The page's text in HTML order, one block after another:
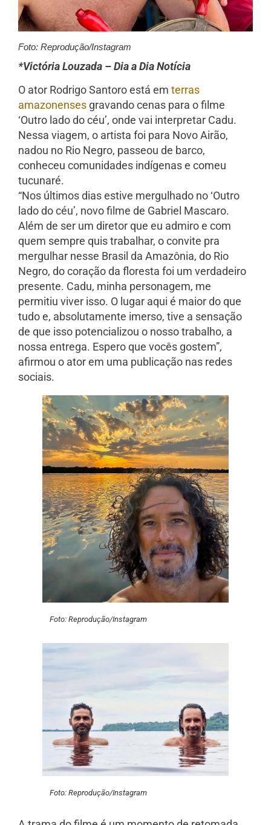
Foto: Reprodução/Instagram
*Victória Louzada – Dia a Dia Notícia
O ator Rodrigo Santoro está em terras
amazonenses gravando cenas para o filme
‘Outro lado do céu’, onde vai interpretar Cadu.
Nessa viagem, o artista foi para Novo Airão,
nadou no Rio Negro, passeou de barco,
conheceu comunidades indígenas e comeu
tucunaré.
“Nos últimos dias estive mergulhado no ‘Outro
lado do céu’, novo filme de Gabriel Mascaro.
Além de ser um diretor que eu admiro e com
quem sempre quis trabalhar, o convite pra
mergulhar nesse Brasil da Amazônia, do Rio
Negro, do coração da floresta foi um verdadeiro
presente. Cadu, minha personagem, me
permitiu viver isso. O lugar aqui é maior do que
tudo e, absolutamente imerso, tive a sensação
de que isso potencializou o nosso trabalho, a
nossa entrega. Espero que vocês gostem”,
afirmou o ator em uma publicação nas redes
sociais.
Foto: Reprodução/Instagram
Foto: Reprodução/Instagram